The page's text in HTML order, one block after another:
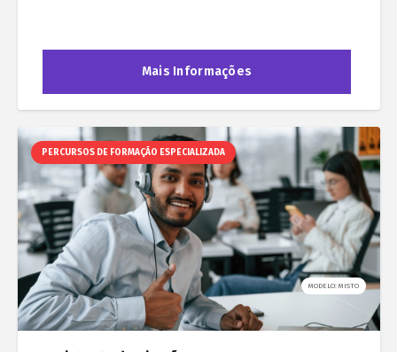
Mais Informações
PERCURSOS DE FORMAÇÃO ESPECIALIZADA
MODELO: MISTO